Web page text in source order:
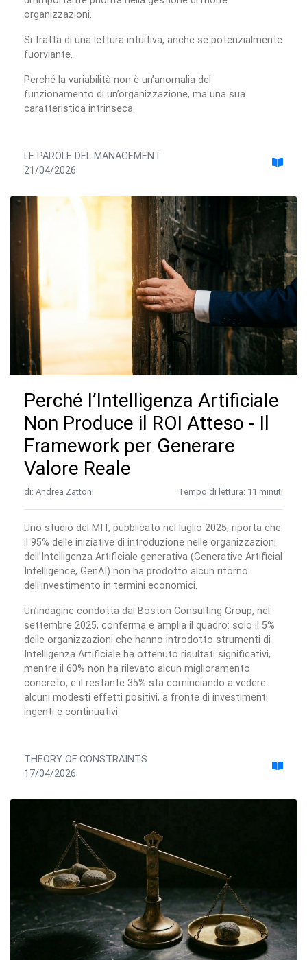
organizzazioni.
Si tratta di una lettura intuitiva, anche se potenzialmente
fuorviante.
Perché la variabilità non è un’anomalia del
funzionamento di un’organizzazione, ma una sua
caratteristica intrinseca.
LE PAROLE DEL MANAGEMENT
21/04/2026
Perché l’Intelligenza Artificiale
Non Produce il ROI Atteso - Il
Framework per Generare
Valore Reale
di: Andrea Zattoni Tempo di lettura: 11 minuti
Uno studio del MIT, pubblicato nel luglio 2025, riporta che
il 95% delle iniziative di introduzione nelle organizzazioni
dell’Intelligenza Artificiale generativa (Generative Artificial
Intelligence, GenAI) non ha prodotto alcun ritorno
dell'investimento in termini economici.
Un’indagine condotta dal Boston Consulting Group, nel
settembre 2025, conferma e amplia il quadro: solo il 5%
delle organizzazioni che hanno introdotto strumenti di
Intelligenza Artificiale ha ottenuto risultati significativi,
mentre il 60% non ha rilevato alcun miglioramento
concreto, e il restante 35% sta cominciando a vedere
alcuni modesti effetti positivi, a fronte di investimenti
ingenti e continuativi.
THEORY OF CONSTRAINTS
17/04/2026